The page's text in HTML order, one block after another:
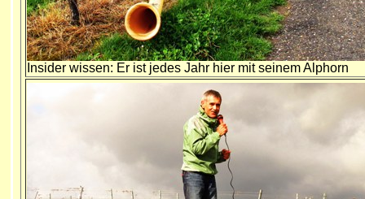
Insider wissen: Er ist jedes Jahr hier mit seinem Alphorn